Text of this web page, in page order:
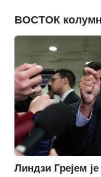
ВОСТОК
Линдзи Грејем